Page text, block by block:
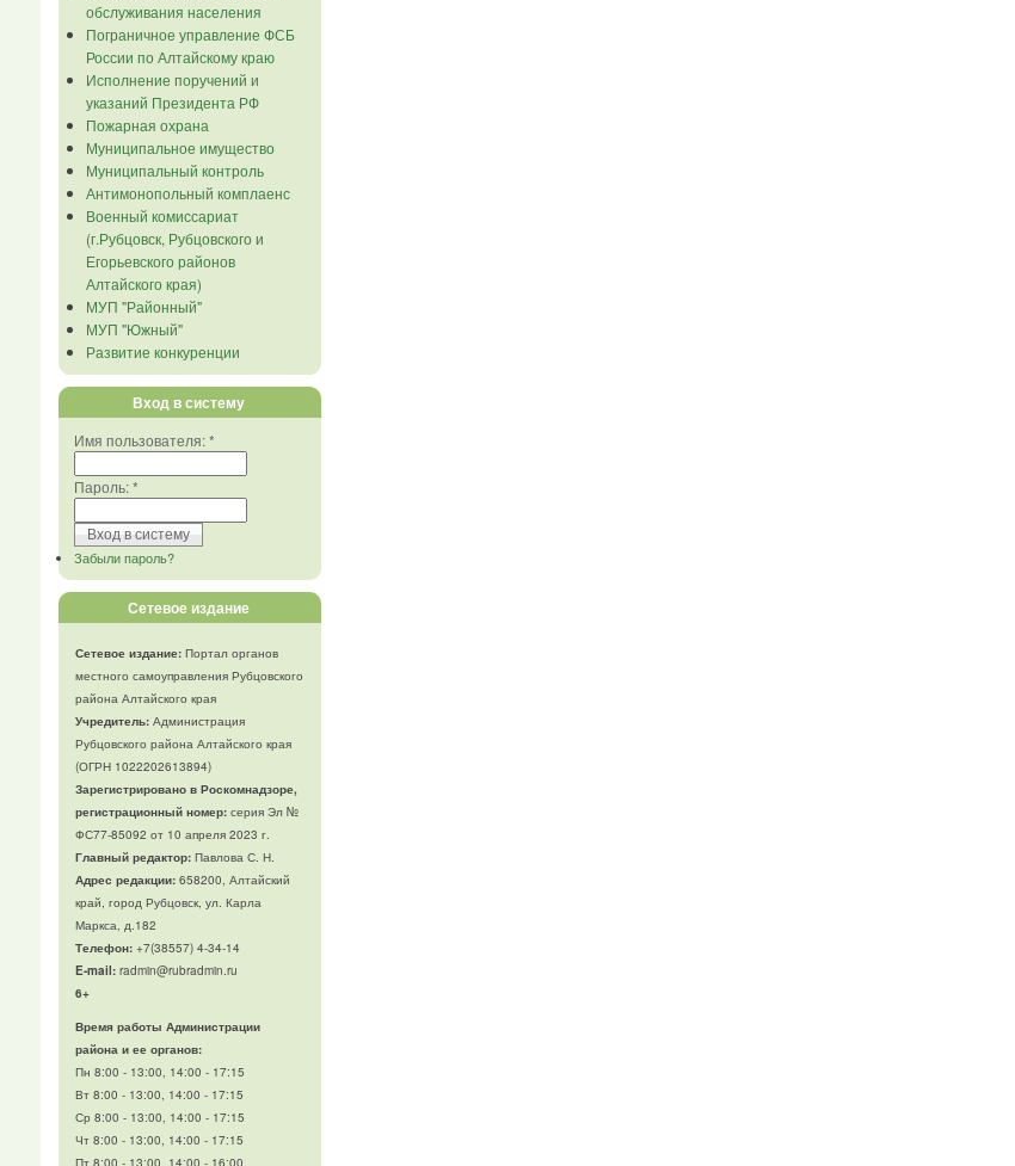
обслуживания населения
Пограничное управление ФСБ
России по Алтайскому краю
Исполнение поручений и
указаний Президента РФ
Пожарная охрана
Муниципальное имущество
Муниципальный контроль
Антимонопольный комплаенс
Военный комиссариат
(г.Рубцовск, Рубцовского и
Егорьевского районов
Алтайского края)
МУП "Районный"
МУП "Южный"
Развитие конкуренции
Вход в систему
Имя пользователя:*
Пароль:*
Забыли пароль?
Сетевое издание
Сетевое издание:Портал органов
местного самоуправления Рубцовского
района Алтайского края
Учредитель:Администрация
Рубцовского района Алтайского края
(ОГРН 1022202613894)
Зарегистрировано в Роскомнадзоре,
регистрационный номер:серия Эл №
ФС77-85092 от 10 апреля 2023 г.
Главный редактор:Павлова С. Н.
Адрес редакции:658200, Алтайский
край, город Рубцовск, ул. Карла
Маркса, д.182
Телефон:+7(38557) 4-34-14
E-mail:radmin@rubradmin.ru
6+
Время работы Администрации
района и ее органов:
Пн 8:00 - 13:00, 14:00 - 17:15
Вт 8:00 - 13:00, 14:00 - 17:15
Ср 8:00 - 13:00, 14:00 - 17:15
Чт 8:00 - 13:00, 14:00 - 17:15